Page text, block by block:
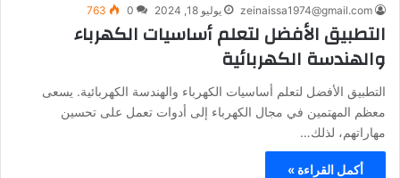
zeinaissa1974@gmail.com يوليو 18, 2024 0
763
التطبيق الأفضل لتعلم أساسيات الكهرباء
والهندسة الكهربائية
التطبيق الأفضل لتعلم أساسيات الكهرباء والهندسة الكهربائية. يسعى
معظم المهتمين في مجال الكهرباء إلى أدوات تعمل على تحسين
مهاراتهم، لذلك…
أكمل القراءة »